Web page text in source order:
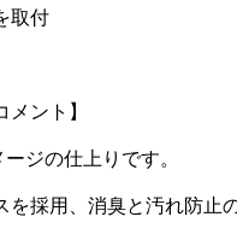
取付
メント】
ジの仕上りです。
を採用、消臭と汚れ防止